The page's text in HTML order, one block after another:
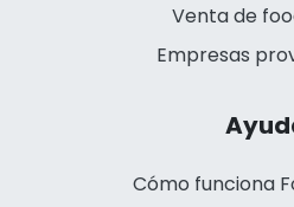
Venta de
Empresas
Cómo funciona